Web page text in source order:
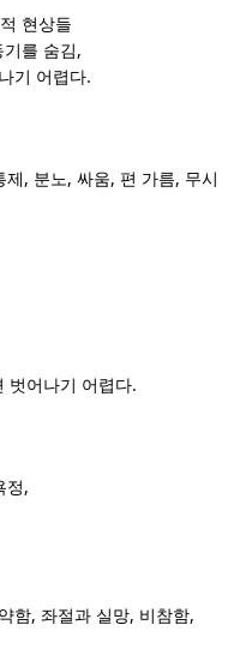
현상들
기를 숨김 ,
기 어렵다.
, 분노, 싸움, 편 가름, 무시
벗어나기 어렵다.
정 ,
함, 좌절과 실망, 비참함,